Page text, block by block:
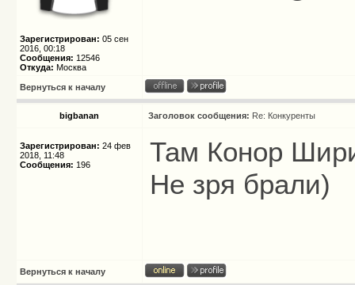
Зарегистрирован: 05 сен
2016, 00:18
Сообщения: 12546
Откуда: Москва
Вернуться к началу
bigbanan Заголовок сообщения: Re: Конкуренты
Зарегистрирован: 24 фев
2018, 11:48
Сообщения: 196
Там Конор
Не зря брали)
Вернуться к началу